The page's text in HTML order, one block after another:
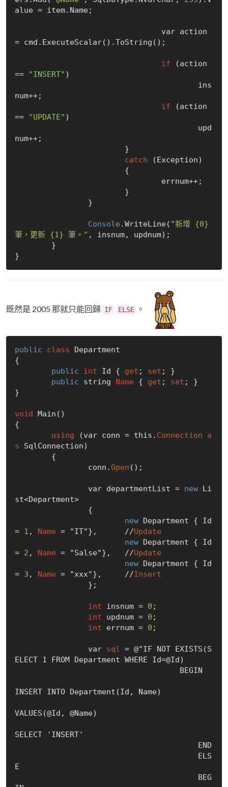
alue = item.Name;
= cmd.ExecuteScalar().ToString();
if (action
==
"INSERT" )
num++;
if (action
==
"UPDATE" )
num++;
catch (Exception)
Console .WriteLine( "新增 {0}
筆，更新 {1} 筆。" , insnum, updnum);
既然是 2005 那就只能回歸 IF ELSE 。
public class Department
{
public
int Id { get ; set ; }
public string Name { get ; set ; }
}
void Main()
{
using (var conn = this. Connection
a
s SqlConnection)
		conn.
Open ();
		var departmentList =
new Li
st<Department>
new Department { Id
= 1 , Name = "IT"},      //Update
new Department { Id
= 2 , Name = "Salse"},   //Update
new Department { Id
= 3 , Name = "xxx"},     //Insert
int insnum = 0 ;
int updnum = 0 ;
int errnum = 0 ;
		var
sql
= @"IF NOT EXISTS(S
ELECT 1 FROM Department WHERE Id=@Id)
INSERT INTO Department(Id, Name)
VALUES(@Id, @Name)
SELECT 'INSERT'
E